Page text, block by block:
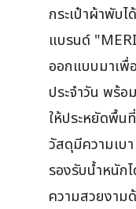
กระเป๋าผ้าพับ
แบรนด์
ออกแบบมาเพื่
ประจำวัน พร้
ให้ประหยัดพื้น
วัสดุมีความเบ
รองรับน้ำหนัก
ความสวยงาม